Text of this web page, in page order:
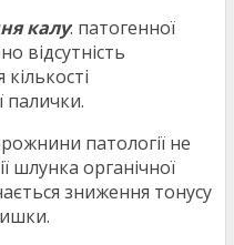
калу: патогенної
відсутність
палички.
патології не
шлунка органічної
зниження тонусу